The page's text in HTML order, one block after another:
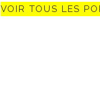
VOIR TOUS LES